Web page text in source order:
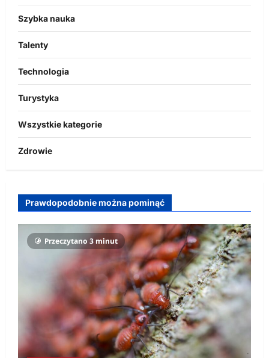
Szybka nauka
Talenty
Technologia
Turystyka
Wszystkie kategorie
Zdrowie
Prawdopodobnie można pominąć
Przeczytano 3 minut